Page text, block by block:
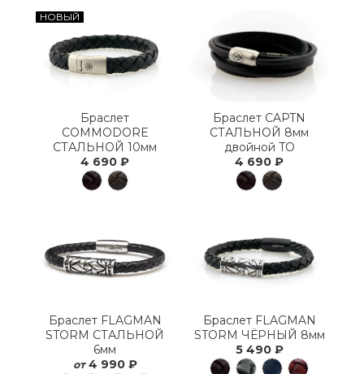
НОВЫЙ
Браслет
COMMODORE
СТАЛЬНОЙ 10мм
4 690 ₽
Браслет CAPTN
СТАЛЬНОЙ 8мм
двойной TO
4 690 ₽
Браслет FLAGMAN
STORM СТАЛЬНОЙ
6мм
от 4 990 ₽
Браслет FLAGMAN
STORM ЧЁРНЫЙ 8мм
5 490 ₽